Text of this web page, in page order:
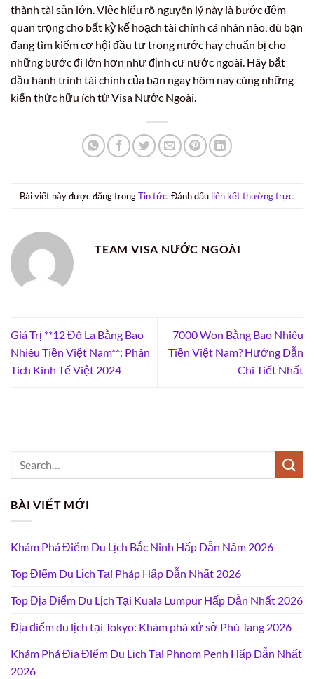
thành tài sản lớn. Việc hiểu rõ nguyên lý này là bước đệm
quan trọng cho bất kỳ kế hoạch tài chính cá nhân nào, dù bạn
đang tìm kiếm cơ hội đầu tư trong nước hay chuẩn bị cho
những bước đi lớn hơn như định cư nước ngoài. Hãy bắt
đầu hành trình tài chính của bạn ngay hôm nay cùng những
kiến thức hữu ích từ Visa Nước Ngoài.
Bài viết này được đăng trongTin tức. Đánh dấu liên kết thường trực.
TEAM VISA NƯỚC NGOÀI
Giá Trị **12 Đô La Bằng Bao
Nhiêu Tiền Việt Nam**: Phân
Tích Kinh Tế Việt 2024
7000 Won Bằng Bao Nhiêu
Tiền Việt Nam? Hướng Dẫn
Chi Tiết Nhất
BÀI VIẾT MỚI
Khám Phá Điểm Du Lịch Bắc Ninh Hấp Dẫn Năm 2026
Top Điểm Du Lịch Tại Pháp Hấp Dẫn Nhất 2026
Top Địa Điểm Du Lịch Tại Kuala Lumpur Hấp Dẫn Nhất 2026
Địa điểm du lịch tại Tokyo: Khám phá xứ sở Phù Tang 2026
Khám Phá Địa Điểm Du Lịch Tại Phnom Penh Hấp Dẫn Nhất
2026